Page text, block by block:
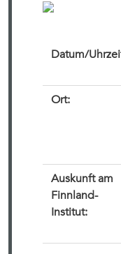
Datum/
Ort:
Auskunft am
Finnland-
Institut: